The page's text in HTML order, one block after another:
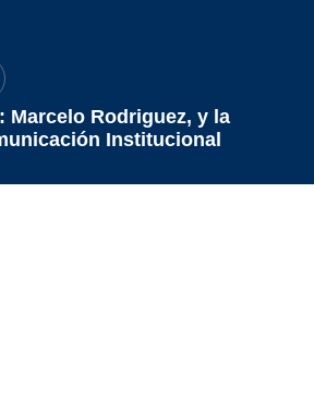
Marcelo Rodriguez, y la
Institucional